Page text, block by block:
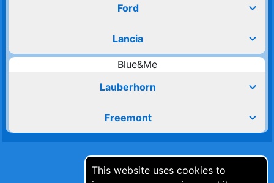
This website uses cookies to
Ford expand_more
Lancia expand_more
Blue&Me
Lauberhorn
expand_more
Freemont expand_more